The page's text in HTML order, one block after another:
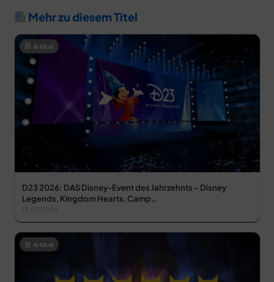
Mehr zu diesem Titel
Artikel
D23 2026: DAS Disney-Event des Jahrzehnts – Disney
Legends, Kingdom Hearts, Camp…
Artikel